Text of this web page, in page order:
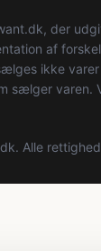
der
af
ikke
sælger varen.
Alle